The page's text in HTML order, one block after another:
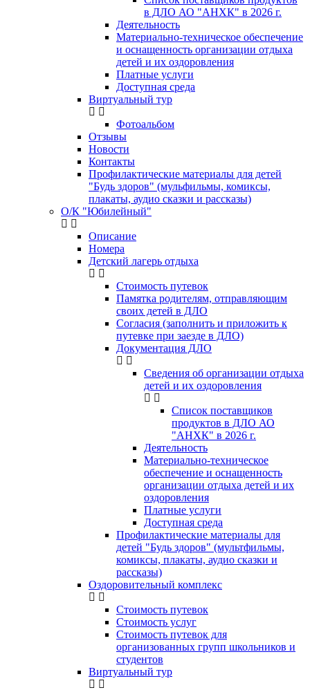
в ДЛО АО "АНХК" в 2026 г.
Деятельность
Материально-техническое обеспечение
и оснащенность организации отдыха
детей и их оздоровления
Платные услуги
Доступная среда
Виртуальный тур
Фотоальбом
Отзывы
Новости
Контакты
Профилактические материалы для детей
"Будь здоров" (мульфильмы, комиксы,
плакаты, аудио сказки и рассказы)
О/К "Юбилейный"
Описание
Номера
Детский лагерь отдыха
Стоимость путевок
Памятка родителям, отправляющим
своих детей в ДЛО
Согласия (заполнить и приложить к
путевке при заезде в ДЛО)
Документация ДЛО
Сведения об организации отдыха
детей и их оздоровления
Список поставщиков
продуктов в ДЛО АО
"АНХК" в 2026 г.
Деятельность
Материально-техническое
обеспечение и оснащенность
организации отдыха детей и их
оздоровления
Платные услуги
Доступная среда
Профилактические материалы для
детей "Будь здоров" (мультфильмы,
комиксы, плакаты, аудио сказки и
рассказы)
Оздоровительный комплекс
Стоимость путевок
Стоимость услуг
Стоимость путевок для
организованных групп школьников и
студентов
Виртуальный тур